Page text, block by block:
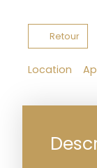
Retour
Location